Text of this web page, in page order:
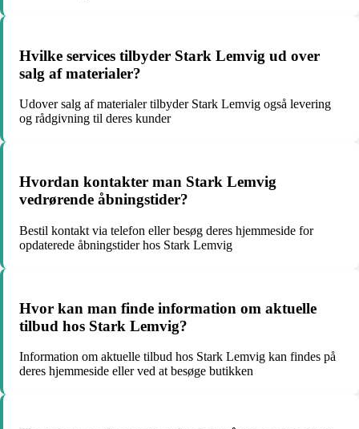
Hvilke services tilbyder Stark Lemvig ud over
salg af materialer?
Udover salg af materialer tilbyder Stark Lemvig også levering
og rådgivning til deres kunder
Hvordan kontakter man Stark Lemvig
vedrørende åbningstider?
Bestil kontakt via telefon eller besøg deres hjemmeside for
opdaterede åbningstider hos Stark Lemvig
Hvor kan man finde information om aktuelle
tilbud hos Stark Lemvig?
Information om aktuelle tilbud hos Stark Lemvig kan findes på
deres hjemmeside eller ved at besøge butikken